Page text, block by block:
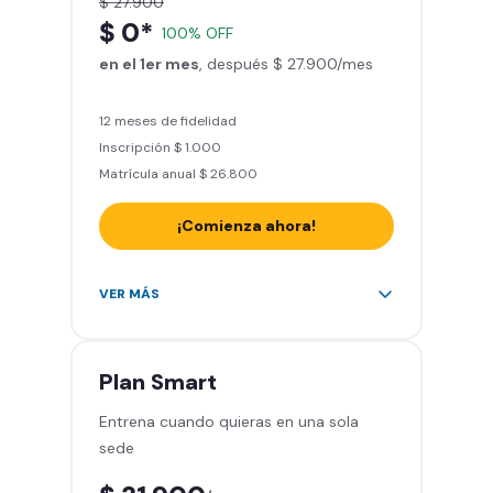
Actívate y baila
Acceso a todas las áreas del
gimnasio - peso libre, peso
grupales
$ 0* 100% OFF
en el 1er mes , después $ 27.900/mes
12 meses de fidelidad
Inscripción $ 1.000
Matrícula anual $ 26.800
¡Comienza ahora!
Acceso a más de 2.000 gimnasios
1 Pase VIP de 15 días para un amigo
Smart Fit app – Tu plan de
entrenamiento personalizado
VER MÁS
Plan Smart
Entrena cuando quieras en una sola
sede